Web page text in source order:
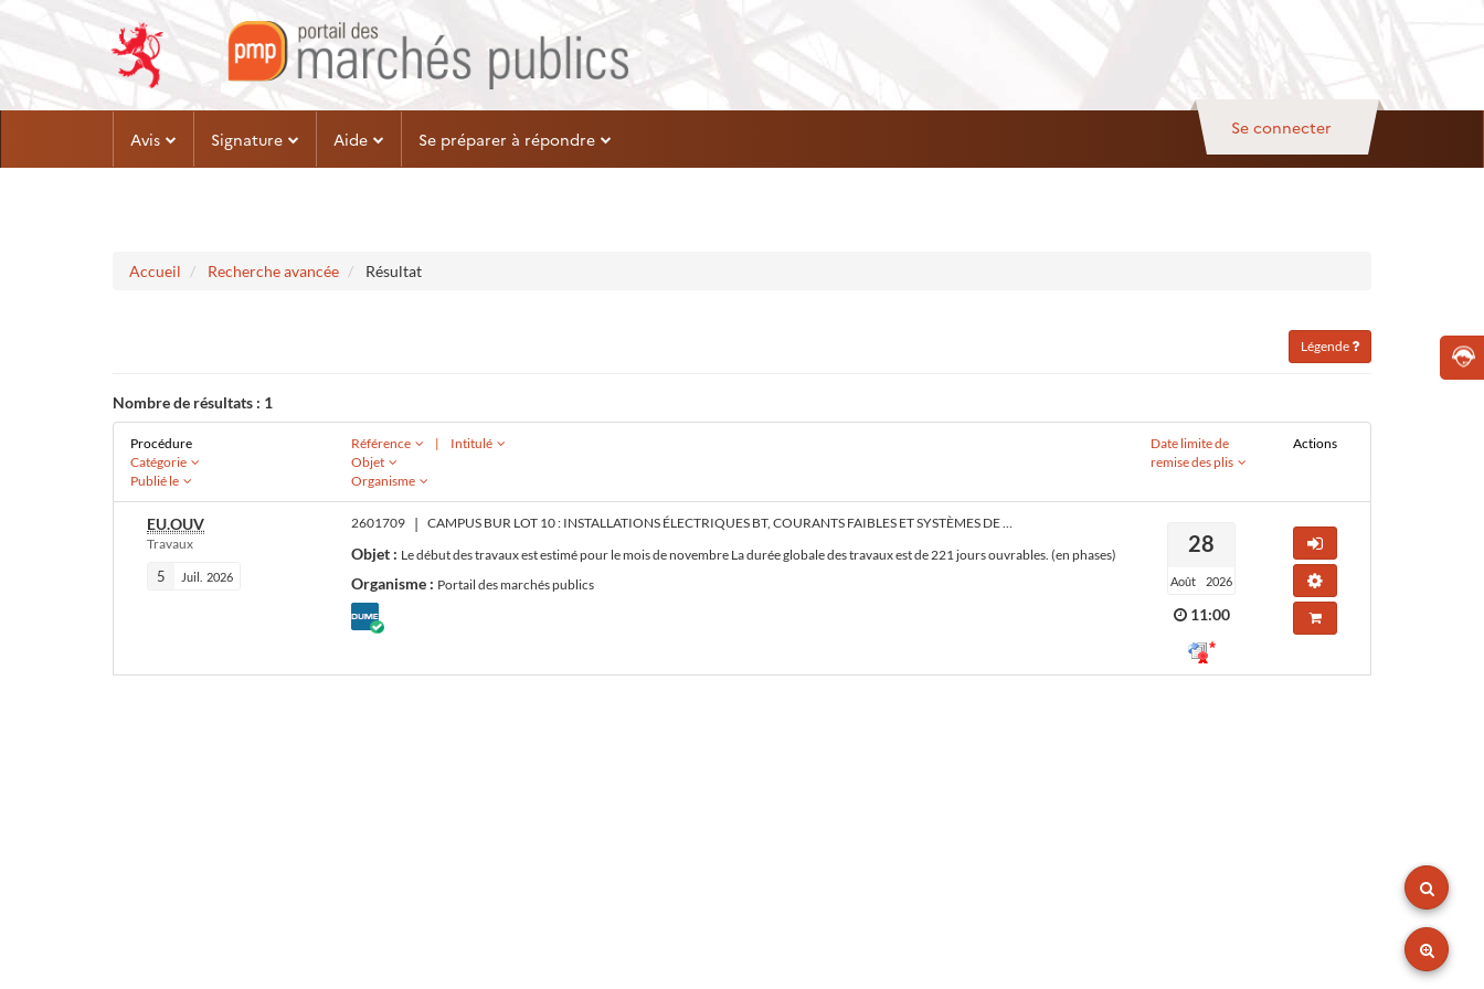
Se connecter
Avis Signature Aide Se préparer à répondre
Accueil Recherche avancée Résultat
Légende
Nombre de résultats : 1
Procédure
Catégorie
Publié le
Référence |
Intitulé
Objet
Organisme
Date limite de
remise des plis
Actions
EU.OUV
Travaux
5 Juil. 2026
2601709 | CAMPUS BUR LOT 10 : INSTALLATIONS ÉLECTRIQUES BT, COURANTS FAIBLES ET SYSTÈMES DE SÉCURITÉ
Objet : Le début des travaux est estimé pour le mois de novembre La durée globale des travaux est de 221 jours ouvrables. (en phases)
Organisme : Portail des marchés publics
défini
l'acheteur
28
Août 2026
11:00
Accéder au marché
Tester la configuration de mon
Ajouter au panier